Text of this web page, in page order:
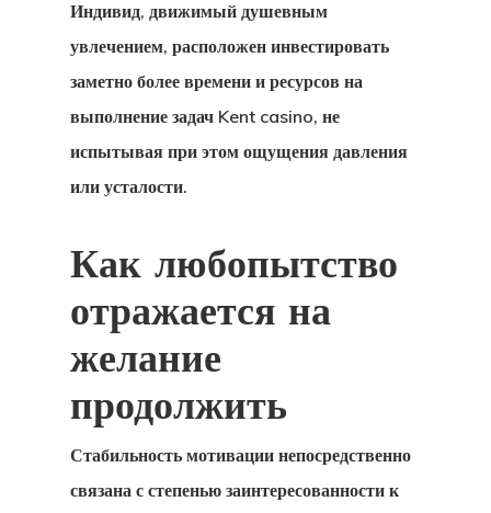
Индивид, движимый душевным
увлечением, расположен инвестировать
заметно более времени и ресурсов на
выполнение задач Kent casino, не
испытывая при этом ощущения давления
или усталости.
Как любопытство
отражается на
желание
продолжить
Стабильность мотивации непосредственно
связана с степенью заинтересованности к